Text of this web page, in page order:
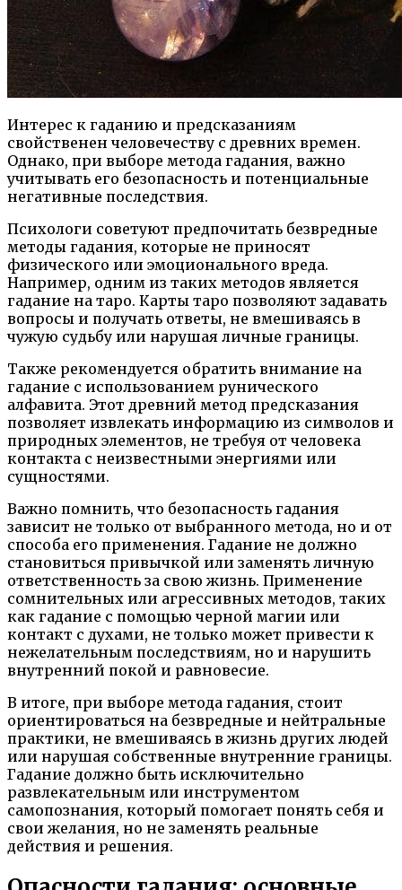
Интерес к гаданию и предсказаниям
свойственен человечеству с древних времен.
Однако, при выборе метода гадания, важно
учитывать его безопасность и потенциальные
негативные последствия.
Психологи советуют предпочитать безвредные
методы гадания, которые не приносят
физического или эмоционального вреда.
Например, одним из таких методов является
гадание на таро. Карты таро позволяют задавать
вопросы и получать ответы, не вмешиваясь в
чужую судьбу или нарушая личные границы.
Также рекомендуется обратить внимание на
гадание с использованием рунического
алфавита. Этот древний метод предсказания
позволяет извлекать информацию из символов и
природных элементов, не требуя от человека
контакта с неизвестными энергиями или
сущностями.
Важно помнить, что безопасность гадания
зависит не только от выбранного метода, но и от
способа его применения. Гадание не должно
становиться привычкой или заменять личную
ответственность за свою жизнь. Применение
сомнительных или агрессивных методов, таких
как гадание с помощью черной магии или
контакт с духами, не только может привести к
нежелательным последствиям, но и нарушить
внутренний покой и равновесие.
В итоге, при выборе метода гадания, стоит
ориентироваться на безвредные и нейтральные
практики, не вмешиваясь в жизнь других людей
или нарушая собственные внутренние границы.
Гадание должно быть исключительно
развлекательным или инструментом
самопознания, который помогает понять себя и
свои желания, но не заменять реальные
действия и решения.